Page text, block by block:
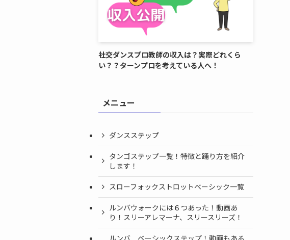
社交ダンスプロ教師の収入は？実際どれくら
い？？ターンプロを考えている人へ！
メニュー
ダンスステップ
タンゴステップ一覧！特徴と踊り方を紹介
します！
スローフォックストロットベーシック一覧
ルンバウォークには６つあった！動画あ
り！スリーアレマーナ、スリースリーズ！